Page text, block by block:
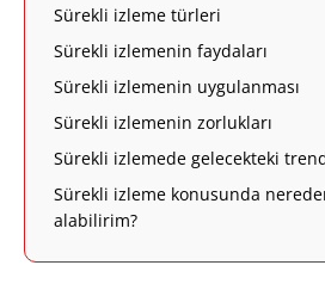
Sürekli izleme türleri
Sürekli izlemenin faydaları
Sürekli izlemenin uygulanması
Sürekli izlemenin zorlukları
Sürekli izlemede gelecekteki
Sürekli izleme konusunda
alabilirim?